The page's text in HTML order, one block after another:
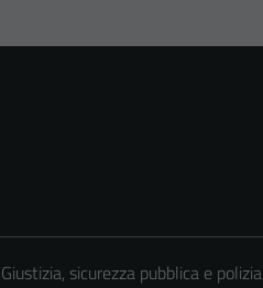
Giustizia, sicurezza pubblica e polizia